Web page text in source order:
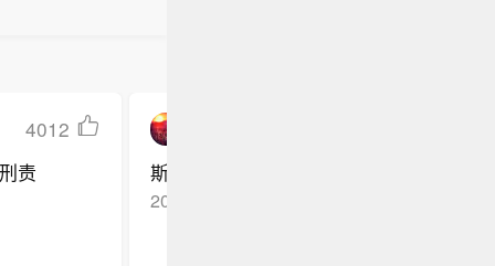
4012
责
斯威士兰——第一次知道有这么个国家
2026-05-02